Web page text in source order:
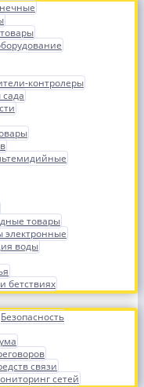
контролеры
товары
электронные
воды
бетствиях
Безопасность
связи
сетей